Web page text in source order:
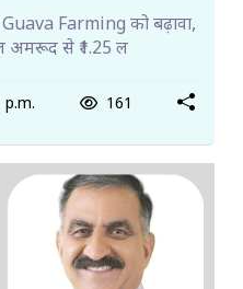
Farming को बढ़ावा,
अमरूद से ₹1.25 ल
161